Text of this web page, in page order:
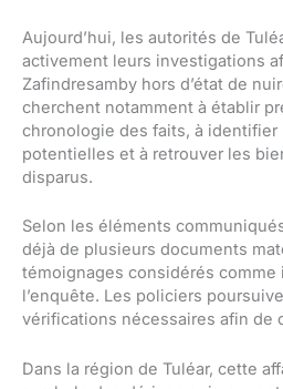
Aujourd’hui, les autorités de
activement leurs investigations
Zafindresamby hors d’état de
cherchent notamment à établir
chronologie des faits, à identifier
potentielles et à retrouver les
disparus.
Selon les éléments
déjà de plusieurs documents
témoignages considérés comme
l’enquête. Les policiers
vérifications nécessaires afin de
Dans la région de Tuléar, cette